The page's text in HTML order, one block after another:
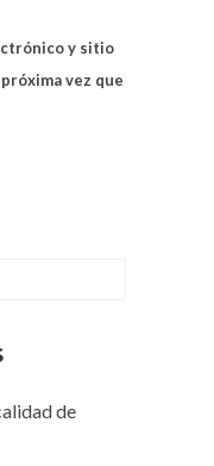
y sitio
vez que
de